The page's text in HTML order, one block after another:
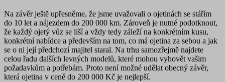
Na závěr ještě upřesněme, že jsme uvažovali o ojetinách se stářím
do 10 let a nájezdem do 200 000 km. Zároveň je nutné podotknout,
že každý ojetý vůz se liší a vždy tedy záleží na konkrétním kusu,
konkrétní nabídce a především na tom, co má ojetina za sebou a jak
se o ni její předchozí majitel staral. Na trhu samozřejmě najdete
celou řadu dalších levných modelů, které mohou vyhovět vašim
požadavkům a potřebám. Proto není možné udělat obecný závěr,
která ojetina v ceně do 200 000 Kč je nejlepší.